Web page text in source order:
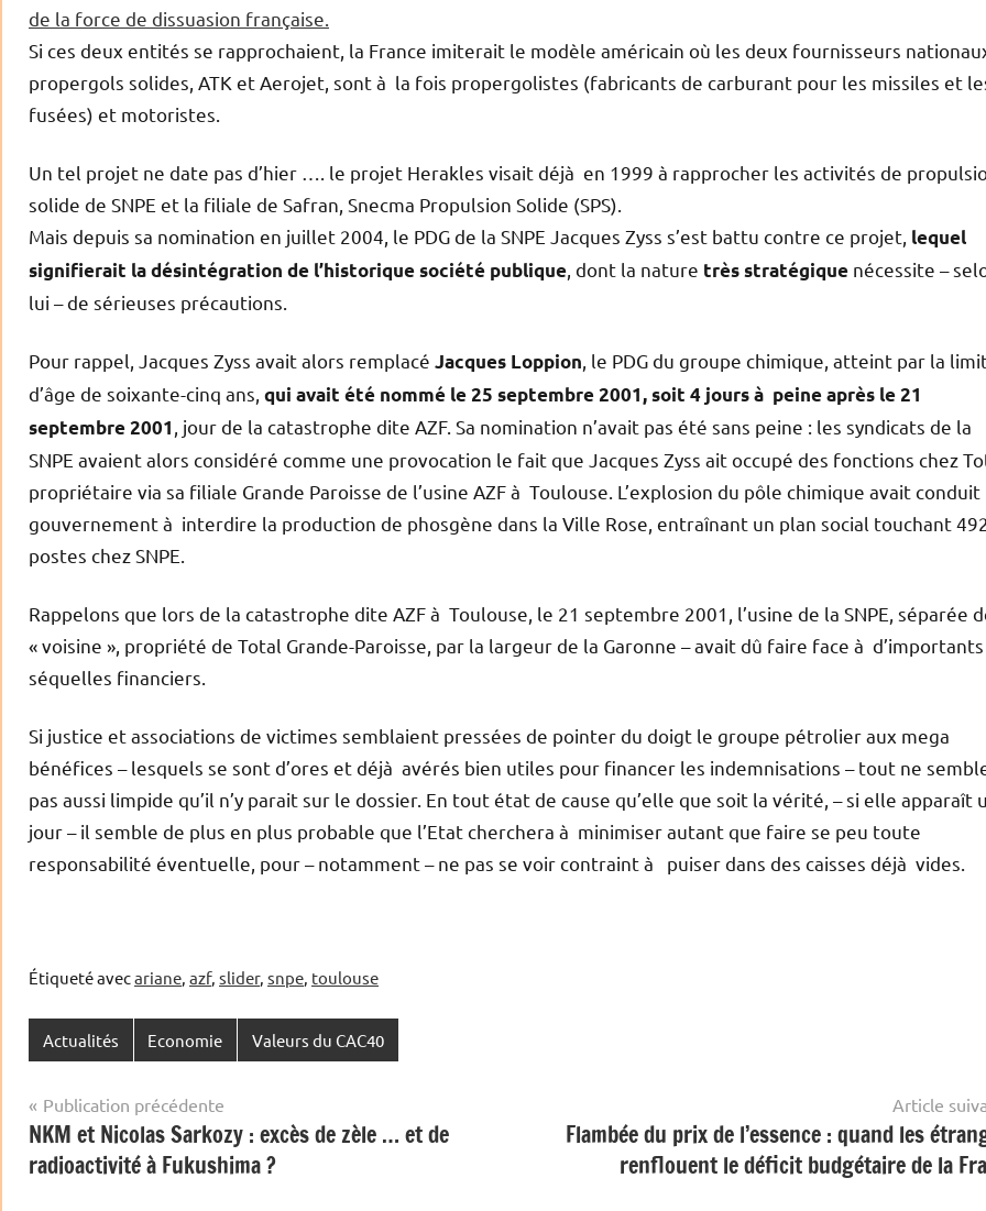
de la force de dissuasion française.
Si ces deux entités se rapprochaient, la France imiterait le modèle américain où les deux fournisseurs
propergols solides, ATK et Aerojet, sont à la fois propergolistes (fabricants de carburant pour les missiles et
fusées) et motoristes.
Un tel projet ne date pas d’hier …. le projet Herakles visait déjà en 1999 à rapprocher les activités de
solide de SNPE et la filiale de Safran, Snecma Propulsion Solide (SPS).
Mais depuis sa nomination en juillet 2004, le PDG de la SNPE Jacques Zyss s’est battu contre ce projet, lequel
signifierait la désintégration de l’historique société publique , dont la nature très stratégique nécessite –
lui – de sérieuses précautions.
Pour rappel, Jacques Zyss avait alors remplacé Jacques Loppion , le PDG du groupe chimique, atteint par la
d’âge de soixante-cinq ans, qui avait été nommé le 25 septembre 2001, soit 4 jours à peine après le 21
septembre 2001 , jour de la catastrophe dite AZF. Sa nomination n’avait pas été sans peine : les syndicats de la
SNPE avaient alors considéré comme une provocation le fait que Jacques Zyss ait occupé des fonctions chez
propriétaire via sa filiale Grande Paroisse de l’usine AZF à Toulouse. L’explosion du pôle chimique avait conduit
gouvernement à interdire la production de phosgène dans la Ville Rose, entraînant un plan social touchant
postes chez SNPE.
Rappelons que lors de la catastrophe dite AZF à Toulouse, le 21 septembre 2001, l’usine de la SNPE, séparée
« voisine », propriété de Total Grande-Paroisse, par la largeur de la Garonne – avait dû faire face à d’importants
séquelles financiers.
Si justice et associations de victimes semblaient pressées de pointer du doigt le groupe pétrolier aux mega
bénéfices – lesquels se sont d’ores et déjà avérés bien utiles pour financer les indemnisations – tout ne
pas aussi limpide qu’il n’y parait sur le dossier. En tout état de cause qu’elle que soit la vérité, – si elle apparaît
jour – il semble de plus en plus probable que l’Etat cherchera à minimiser autant que faire se peu toute
responsabilité éventuelle, pour – notamment – ne pas se voir contraint à puiser dans des caisses déjà vides.
Étiqueté avecariane, azf, slider, snpe, toulouse
Actualités Economie Valeurs du CAC40
Navigation
de
l’article
Publication précédente
NKM et Nicolas Sarkozy : excès de zèle … et de
radioactivité à Fukushima ?
Article
Flambée du prix de l’essence : quand les
renflouent le déficit budgétaire de la